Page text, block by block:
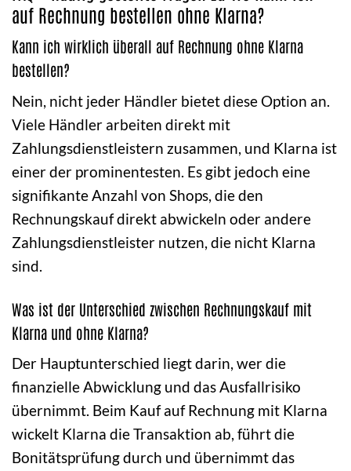
auf Rechnung bestellen ohne Klarna?
Kann ich wirklich überall auf Rechnung ohne Klarna
bestellen?
Nein, nicht jeder Händler bietet diese Option an.
Viele Händler arbeiten direkt mit
Zahlungsdienstleistern zusammen, und Klarna ist
einer der prominentesten. Es gibt jedoch eine
signifikante Anzahl von Shops, die den
Rechnungskauf direkt abwickeln oder andere
Zahlungsdienstleister nutzen, die nicht Klarna
sind.
Was ist der Unterschied zwischen Rechnungskauf mit
Klarna und ohne Klarna?
Der Hauptunterschied liegt darin, wer die
finanzielle Abwicklung und das Ausfallrisiko
übernimmt. Beim Kauf auf Rechnung mit Klarna
wickelt Klarna die Transaktion ab, führt die
Bonitätsprüfung durch und übernimmt das